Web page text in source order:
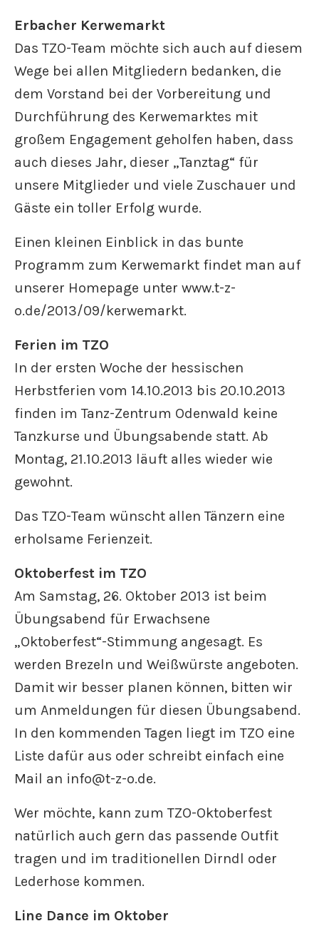
Erbacher Kerwemarkt
Das TZO-Team möchte sich auch auf diesem
Wege bei allen Mitgliedern bedanken, die
dem Vorstand bei der Vorbereitung und
Durchführung des Kerwemarktes mit
großem Engagement geholfen haben, dass
auch dieses Jahr, dieser „Tanztag“ für
unsere Mitglieder und viele Zuschauer und
Gäste ein toller Erfolg wurde.
Einen kleinen Einblick in das bunte
Programm zum Kerwemarkt findet man auf
unserer Homepage unter www.t-z-
o.de/2013/09/kerwemarkt.
Ferien im TZO
In der ersten Woche der hessischen
Herbstferien vom 14.10.2013 bis 20.10.2013
finden im Tanz-Zentrum Odenwald keine
Tanzkurse und Übungsabende statt. Ab
Montag, 21.10.2013 läuft alles wieder wie
gewohnt.
Das TZO-Team wünscht allen Tänzern eine
erholsame Ferienzeit.
Oktoberfest im TZO
Am Samstag, 26. Oktober 2013 ist beim
Übungsabend für Erwachsene
„Oktoberfest“-Stimmung angesagt. Es
werden Brezeln und Weißwürste angeboten.
Damit wir besser planen können, bitten wir
um Anmeldungen für diesen Übungsabend.
In den kommenden Tagen liegt im TZO eine
Liste dafür aus oder schreibt einfach eine
Mail an info@t-z-o.de.
Wer möchte, kann zum TZO-Oktoberfest
natürlich auch gern das passende Outfit
tragen und im traditionellen Dirndl oder
Lederhose kommen.
Line Dance im Oktober